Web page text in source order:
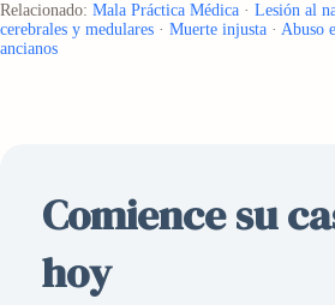
Relacionado: Mala Práctica Médica · Lesión al
cerebrales y medulares · Muerte injusta · Abuso
ancianos
Comience su
hoy